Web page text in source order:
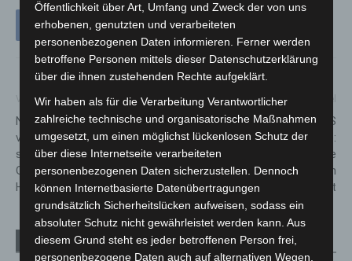
Vorheriger Artikel
Neuer Gemeinschaftsbetrieb
von ÜSTRA und regiobus
startet am 1. Januar 2025:
Größtes Verkehrsprojekt in
Hannover auf der Zielgeraden
Nächster Artikel
Sanierung an der Leibniz IGS
macht große Fortschritte:
Naturwissenschaftliche
Räume und Außenbereiche in
Arbeit
Verwandte Artikel Mehr vom Autor
Öffentlichkeit über Art, Umfang und Zweck der von uns
erhobenen, genutzten und verarbeiteten
personenbezogenen Daten informieren. Ferner werden
betroffene Personen mittels dieser Datenschutzerklärung
über die ihnen zustehenden Rechte aufgeklärt.
Wir haben als für die Verarbeitung Verantwortlicher
zahlreiche technische und organisatorische Maßnahmen
umgesetzt, um einen möglichst lückenlosen Schutz der
über diese Internetseite verarbeiteten
personenbezogenen Daten sicherzustellen. Dennoch
können Internetbasierte Datenübertragungen
grundsätzlich Sicherheitslücken aufweisen, sodass ein
absoluter Schutz nicht gewährleistet werden kann. Aus
diesem Grund steht es jeder betroffenen Person frei,
personenbezogene Daten auch auf alternativen Wegen,